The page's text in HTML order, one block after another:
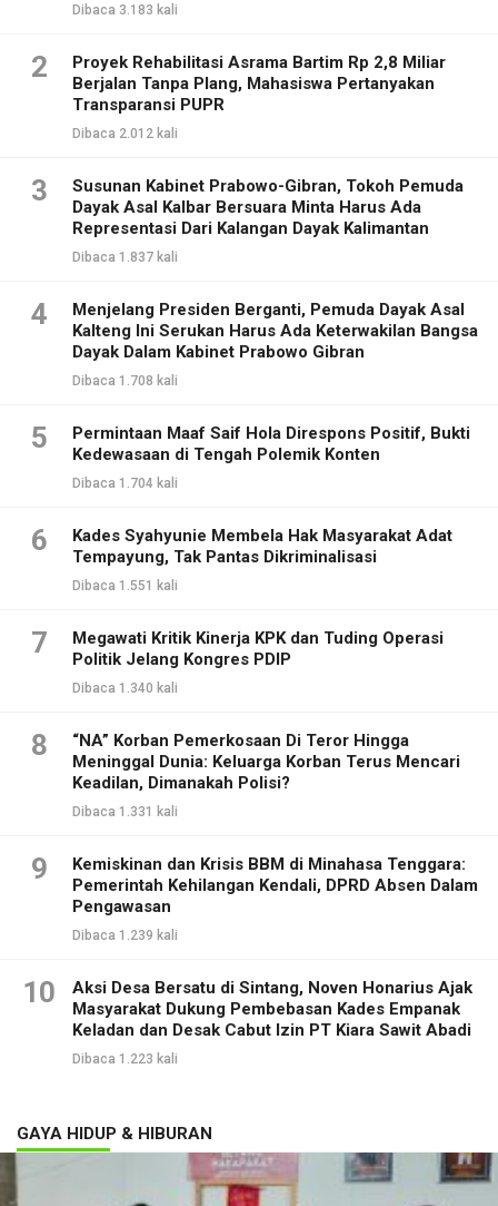
Dibaca 3.183 kali
2
Proyek Rehabilitasi Asrama Bartim Rp 2,8 Miliar
Berjalan Tanpa Plang, Mahasiswa Pertanyakan
Transparansi PUPR
Dibaca 2.012 kali
3
Susunan Kabinet Prabowo-Gibran, Tokoh Pemuda
Dayak Asal Kalbar Bersuara Minta Harus Ada
Representasi Dari Kalangan Dayak Kalimantan
Dibaca 1.837 kali
4
Menjelang Presiden Berganti, Pemuda Dayak Asal
Kalteng Ini Serukan Harus Ada Keterwakilan Bangsa
Dayak Dalam Kabinet Prabowo Gibran
Dibaca 1.708 kali
5
Permintaan Maaf Saif Hola Direspons Positif, Bukti
Kedewasaan di Tengah Polemik Konten
Dibaca 1.704 kali
6
Kades Syahyunie Membela Hak Masyarakat Adat
Tempayung, Tak Pantas Dikriminalisasi
Dibaca 1.551 kali
7
Megawati Kritik Kinerja KPK dan Tuding Operasi
Politik Jelang Kongres PDIP
Dibaca 1.340 kali
8
“NA” Korban Pemerkosaan Di Teror Hingga
Meninggal Dunia: Keluarga Korban Terus Mencari
Keadilan, Dimanakah Polisi?
Dibaca 1.331 kali
9
Kemiskinan dan Krisis BBM di Minahasa Tenggara:
Pemerintah Kehilangan Kendali, DPRD Absen Dalam
Pengawasan
Dibaca 1.239 kali
10
Aksi Desa Bersatu di Sintang, Noven Honarius Ajak
Masyarakat Dukung Pembebasan Kades Empanak
Keladan dan Desak Cabut Izin PT Kiara Sawit Abadi
Dibaca 1.223 kali
GAYA HIDUP & HIBURAN